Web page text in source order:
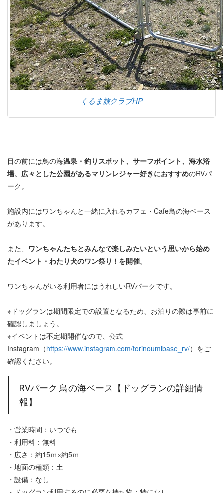
くるま旅クラブHP
目の前には鳥の海温泉・釣りスポット、サーフポイント、海水浴
場、広々とした公園があるマリンレジャー好きにおすすめのRVパ
ーク。
施設内にはワンちゃんと一緒に入れるカフェ・Cafe鳥の海ベース
があります。
また、 ワンちゃんたちとみんなで楽しみたいという思いから始め
たイベント・わたり犬のワン祭り！を開催。
ワンちゃんがいる利用者にはうれしいRVパークです。
※ドッグランは期間限定での設置となるため、お泊りの際は事前に
確認しましょう。
※イベントは不定期開催なので、公式
Instagram（https://www.instagram.com/torinoumibase_rv/）をご
確認ください。
RVパーク 鳥の海ベース【ドッグランの詳細情
報】
・営業時間：いつでも
・利用料：無料
・広さ：約15ｍ×約5ｍ
・地面の種類：土
・設備：なし